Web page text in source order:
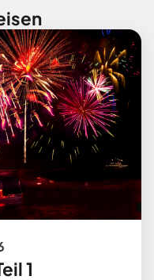
1